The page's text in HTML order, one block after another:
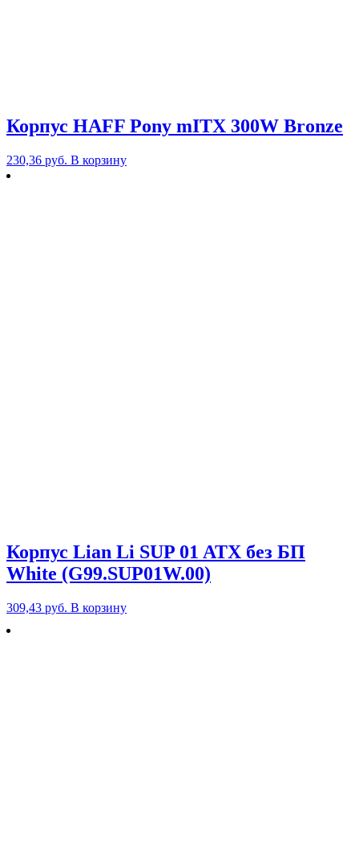
Корпус HAFF Pony mITX 300W Bronze
230,36 руб. В корзину
Корпус Lian Li SUP 01 ATX без БП
White (G99.SUP01W.00)
309,43 руб. В корзину